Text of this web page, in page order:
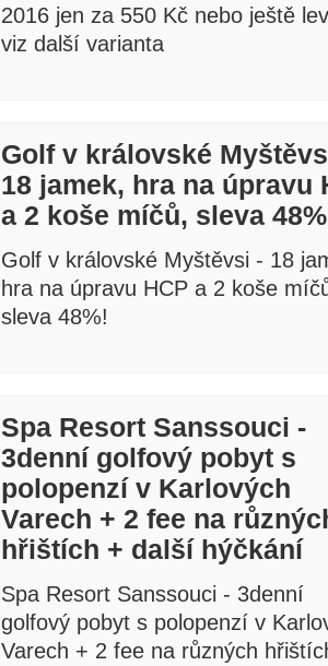
2016 jen za 550 Kč nebo ještě
viz další varianta
Golf v královské
18 jamek, hra na úpravu
a 2 koše míčů, sleva
Golf v královské Myštěvsi - 18
hra na úpravu HCP a 2 koše
sleva 48%!
Spa Resort Sanssouci -
3denní golfový pobyt s
polopenzí v Karlových
Varech + 2 fee na
hřištích + další hýčkání
Spa Resort Sanssouci - 3denní
golfový pobyt s polopenzí v
Varech + 2 fee na různých